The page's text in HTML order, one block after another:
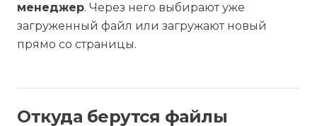
менеджер. Через него выбирают уже
загруженный файл или загружают новый
прямо со страницы.
Откуда берутся файлы